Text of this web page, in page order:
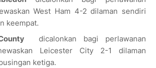
West Ham 4-2 dilaman sendiri
keempat.
dicalonkan bagi perlawanan
Leicester City 2-1 dilaman
ketiga.